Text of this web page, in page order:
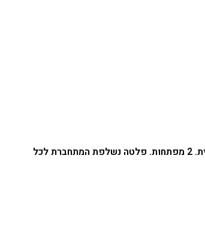
ארגז 52L מגיע עם משענת גב נוחה ואיכותית. 2 מפתחות. פלטה נשלפת המתחברת לכל